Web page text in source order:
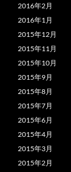
2016年2月
2016年1月
2015年12月
2015年11月
2015年10月
2015年9月
2015年8月
2015年7月
2015年6月
2015年4月
2015年3月
2015年2月